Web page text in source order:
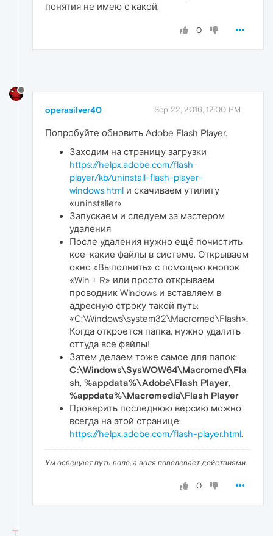
понятия не имею с какой.
0
operasilver40 Sep 22, 2016, 12:00 PM
Попробуйте обновить Adobe Flash Player.
Заходим на страницу загрузки
https://helpx.adobe.com/flash-
player/kb/uninstall-flash-player-
windows.html и скачиваем утилиту
«uninstaller»
Запускаем и следуем за мастером
удаления
После удаления нужно ещё почистить
кое-какие файлы в системе. Открываем
окно «Выполнить» с помощью кнопок
«Win + R» или просто открываем
проводник Windows и вставляем в
адресную строку такой путь:
«C:\Windows\system32\Macromed\Flash».
Когда откроется папка, нужно удалить
оттуда все файлы!
Затем делаем тоже самое для папок:
C:\Windows\SysWOW64\Macromed\Fla
sh, %appdata%\Adobe\Flash Player,
%appdata%\Macromedia\Flash Player
Проверить последнюю версию можно
всегда на этой странице:
https://helpx.adobe.com/flash-player.html.
Ум освещает путь воле, а воля повелевает действиями.
0